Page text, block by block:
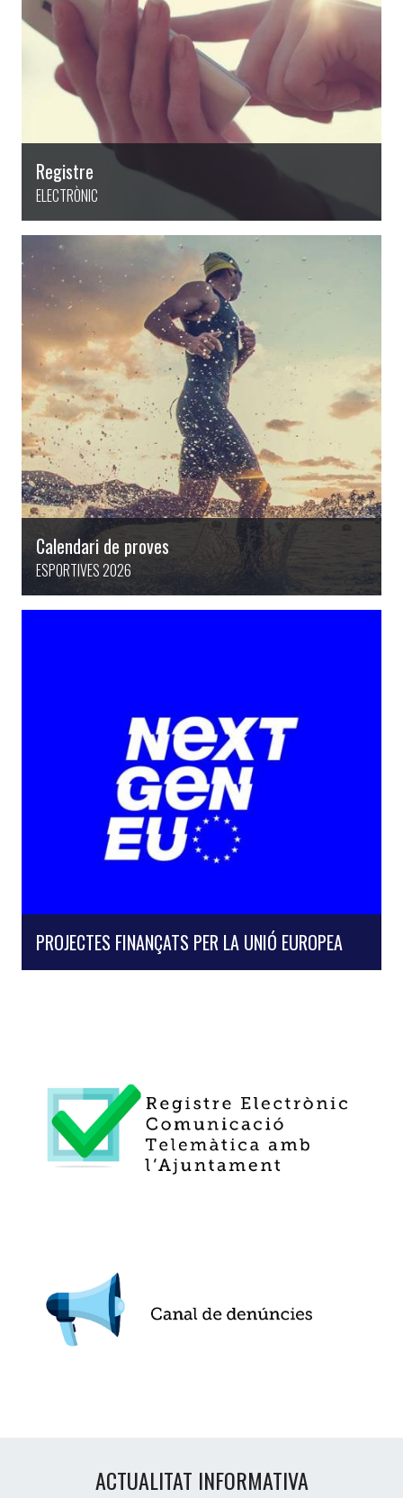
Registre
ELECTRÒNIC
Calendari de proves
ESPORTIVES 2026
PROJECTES FINANÇATS PER LA UNIÓ EUROPEA
ACTUALITAT INFORMATIVA